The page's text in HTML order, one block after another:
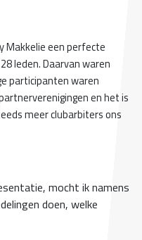
Makkelie een perfecte
leden. Daarvan waren
participanten waren
en het is
meer clubarbiters ons
mocht ik namens
doen, welke